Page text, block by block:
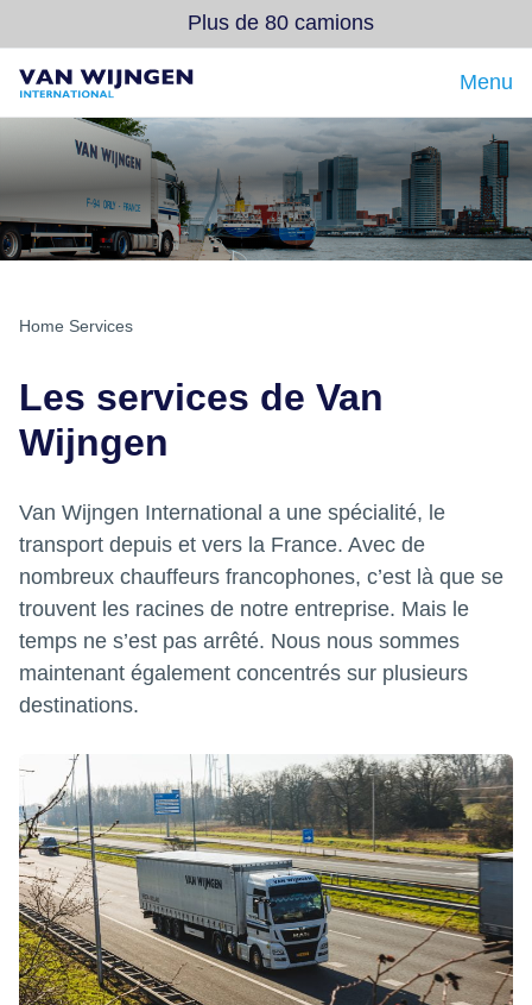
Plus de 80 camions
Dos
Transporteur Hollandais
Transport Belgique
Exporter du vin Pays-Bas
Dos
Notre equipe
Qui nous sommes
Fiabilité extraordinaire
Message du directeur
Valeurs de base et mission
Dos
Bureau
Étudiants
Menu
Home Services
Les services de Van
Wijngen
Van Wijngen International a une spécialité, le
transport depuis et vers la France. Avec de
nombreux chauffeurs francophones, c’est là que se
trouvent les racines de notre entreprise. Mais le
temps ne s’est pas arrêté. Nous nous sommes
maintenant également concentrés sur plusieurs
destinations.